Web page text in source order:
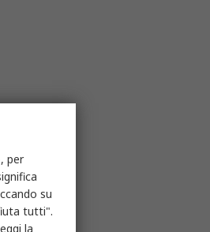
per
su
tutti".
la